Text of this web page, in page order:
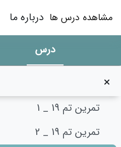
مشاهده درس ها درباره ما
درس
تم 19 _ قسمت 3 _ صفحه‌ی 129
تمرین تم 19 _ 1
تمرین تم 19 _ 2